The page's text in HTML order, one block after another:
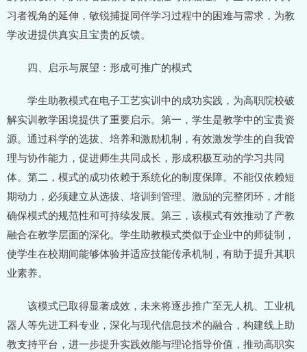
习者视角的延伸，敏锐捕捉同伴学习过程中的困难与需求，为教
学改进提供真实且宝贵的反馈。
四、启示与展望：形成可推广的模式
学生助教模式在电子工艺实训中的成功实践，为高职院校破
解实训教学困境提供了重要启示。第一，学生是教学中的宝贵资
源。通过科学的选拔、培养和激励机制，有效激发学生的自我管
理与协作能力，促进师生共同成长，形成积极互动的学习共同
体。第二，模式的成功依赖于系统化的制度保障。不能仅依赖短
期动力，必须建立从选拔、培训到管理、激励的完整闭环，才能
确保模式的规范性和可持续发展。第三，该模式有效推动了产教
融合在教学层面的深化。学生助教模式类似于企业中的师徒制，
使学生在校期间能够体验并适应技能传承机制，有助于提升其职
业素养。
该模式已取得显著成效，未来将逐步推广至无人机、工业机
器人等先进工科专业，深化与现代信息技术的融合，构建线上助
教支持平台，进一步提升实践效能与理论指导价值，推动高职实